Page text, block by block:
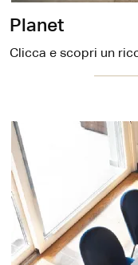
Planet